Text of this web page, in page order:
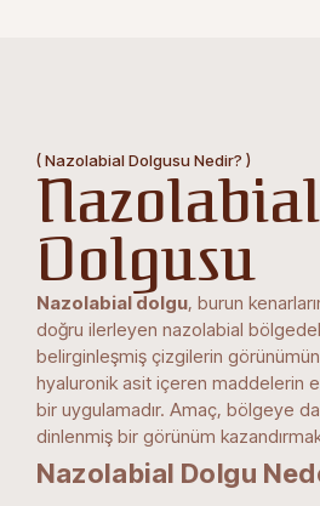
( Nazolabial Dolgusu Nedir? )
Nazolabial
Dolgusu
Nazolabial dolgu, burun
doğru ilerleyen nazolabial bölgedeki
belirginleşmiş çizgilerin
hyaluronik asit içeren maddelerin
bir uygulamadır. Amaç, bölgeye
dinlenmiş bir görünüm
Nazolabial Dolgu